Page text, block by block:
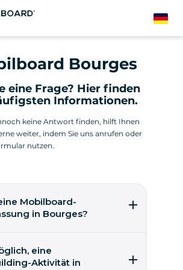
German
Bourges
eine Frage? Hier finden
Informationen.
keine Antwort finden, hilft Ihnen
weiter, indem Sie uns anrufen oder
nutzen.
Mobilboard-
in Bourges?
der eine eigene
eine
Aktivität in